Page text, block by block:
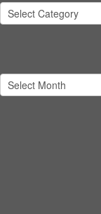
categorii
arhivă